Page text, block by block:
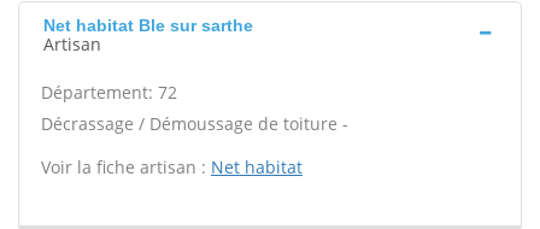
Net habitat Ble sur sarthe
Artisan
Département: 72
Décrassage / Démoussage de toiture -
Voir la fiche artisan : Net habitat